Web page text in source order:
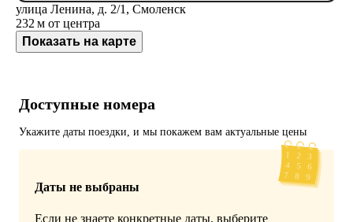
улица Ленина, д. 2/1, Смоленск
232 м от центра
Показать на карте
Доступные номера
Укажите даты поездки, и мы покажем вам актуальные цены
Даты не выбраны
Если не знаете конкретные даты, выберите